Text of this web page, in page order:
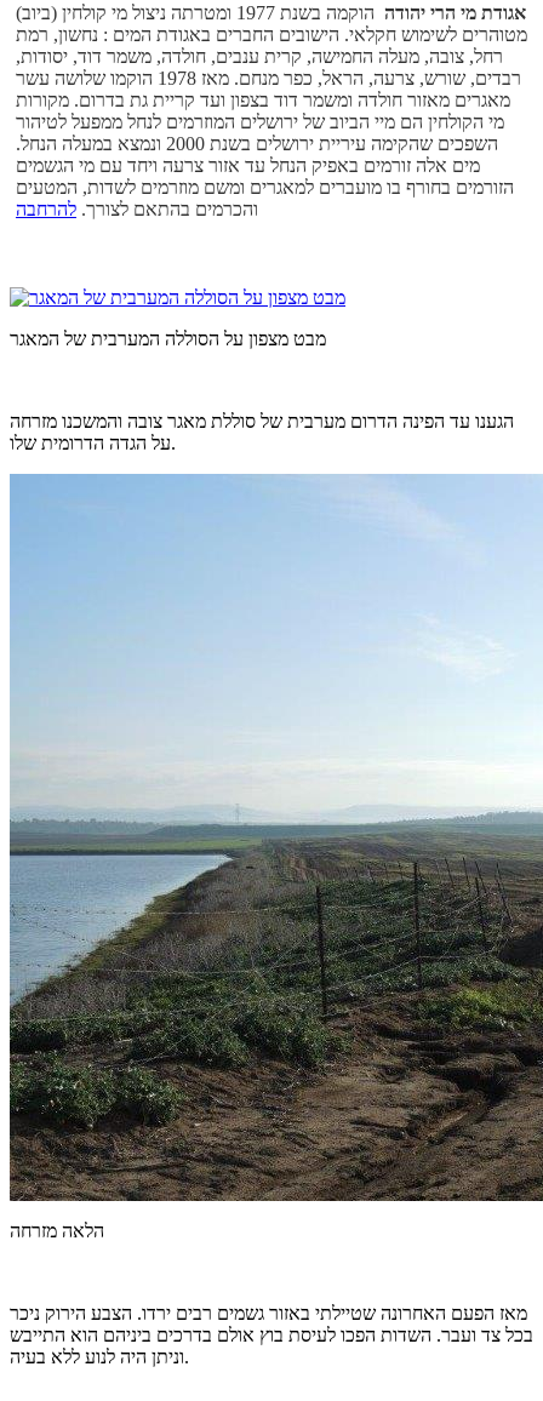
אגודת מי הרי יהודה
הוקמה בשנת 1977 ומטרתה ניצול מי קולחין (ביוב)
מטוהרים לשימוש חקלאי. הישובים החברים באגודת המים : נחשון, רמת
רחל, צובה, מעלה החמישה, קרית ענבים, חולדה, משמר דוד, יסודות,
רבדים, שורש, צרעה, הראל, כפר מנחם. מאז 1978 הוקמו שלושה עשר
מאגרים מאזור חולדה ומשמר דוד בצפון ועד קריית גת בדרום. מקורות
מי הקולחין הם מיי הביוב של ירושלים המוזרמים לנחל ממפעל לטיהור
השפכים שהקימה עיריית ירושלים בשנת 2000 ונמצא במעלה הנחל.
מים אלה זורמים באפיק הנחל עד אזור צרעה ויחד עם מי הגשמים
הזורמים בחורף בו מועברים למאגרים ומשם מוזרמים לשדות, המטעים
והכרמים בהתאם לצורך. להרחבה
מבט מצפון על הסוללה המערבית של המאגר
הגענו עד הפינה הדרום מערבית של סוללת מאגר צובה והמשכנו מזרחה
על הגדה הדרומית שלו.
הלאה מזרחה
מאז הפעם האחרונה שטיילתי באזור גשמים רבים ירדו. הצבע הירוק ניכר
בכל צד ועבר. השדות הפכו לעיסת בוץ אולם בדרכים ביניהם הוא התייבש
וניתן היה לנוע ללא בעיה.